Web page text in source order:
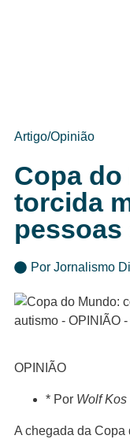
Artigo/Opinião
Copa
torcida
Por Jornalismo
OPINIÃO
* Por Wolf Kos
A chegada da Copa